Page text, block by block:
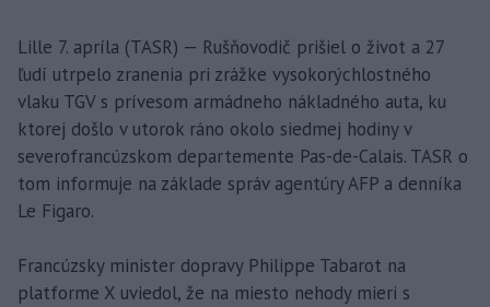
Lille 7. apríla (TASR) — Rušňovodič prišiel o život a 27
ľudí utrpelo zranenia pri zrážke vysokorýchlostného
vlaku TGV s prívesom armádneho nákladného auta, ku
ktorej došlo v utorok ráno okolo siedmej hodiny v
severofrancúzskom departemente Pas-de-Calais. TASR o
tom informuje na základe správ agentúry AFP a denníka
Le Figaro.
Francúzsky minister dopravy Philippe Tabarot na
platforme X uviedol, že na miesto nehody mieri s